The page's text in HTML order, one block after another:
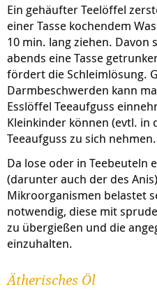
Ein gehäufter Teelöffel
einer Tasse kochendem
10 min. lang ziehen.
abends eine Tasse
fördert die Schleimlösung.
Darmbeschwerden kann
Esslöffel Teeaufguss
Kleinkinder können (evtl. in
Teeaufguss zu sich nehmen.
Da lose oder in Teebeuteln
(darunter auch der des
Mikroorganismen belastet
notwendig, diese mit
zu übergießen und die
einzuhalten.
Ätherisches Öl